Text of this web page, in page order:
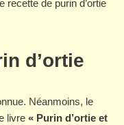
recette de purin d’ortie
d’ortie
Néanmoins, le
livre « Purin d’ortie et